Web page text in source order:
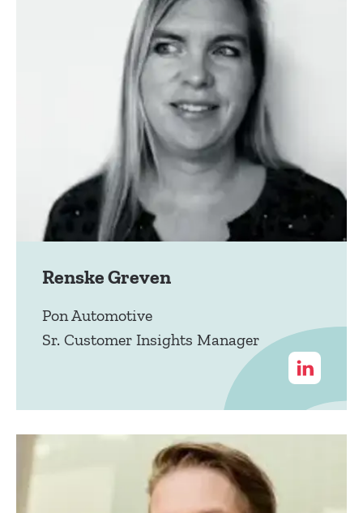
Renske Greven
Pon Automotive
Sr. Customer Insights Manager